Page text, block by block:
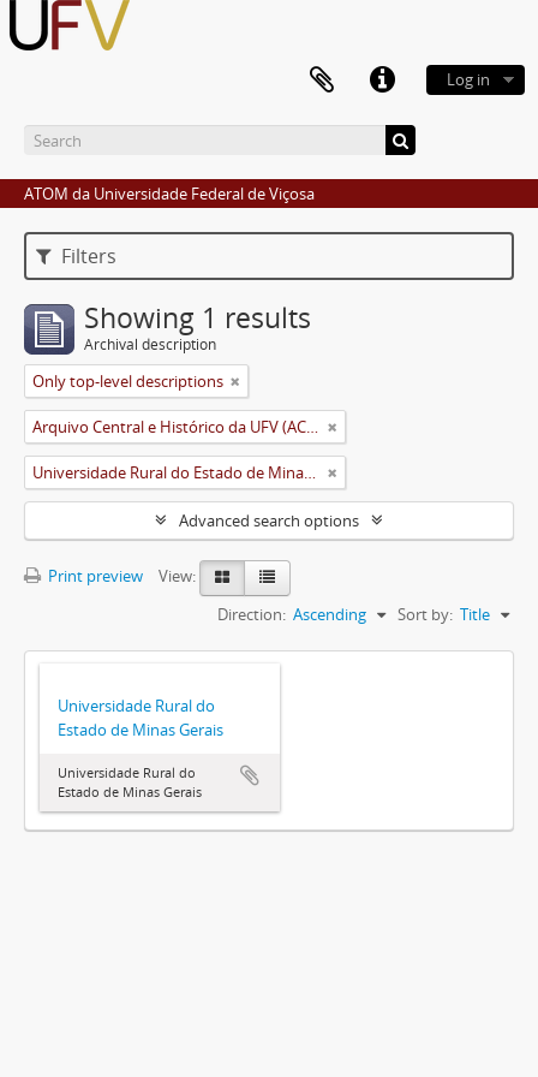
Log in
ATOM da Universidade Federal de Viçosa
Filters
Showing 1 results
Archival description
Only top-level descriptions
Arquivo Central e Histórico da UFV (ACH-UFV)
Universidade Rural do Estado de Minas Gerais (Uremg)
Advanced search options
Print preview
View:
Sort by: Title
Direction: Ascending
Universidade Rural do
Estado de Minas Gerais
Universidade Rural do
Estado de Minas Gerais